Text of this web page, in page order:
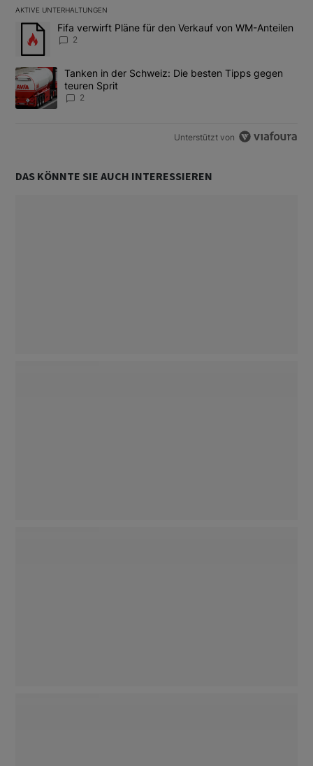
AKTIVE UNTERHALTUNGEN
Das Folgende ist eine Liste der am meisten kommentierten
Ein Trendartikel mit dem Titel "Fifa verwirft Pläne für den
Fifa verwirft Pläne für den Verkauf von WM-Anteilen
2
Ein Trendartikel mit dem Titel "Tanken in der Schweiz: Die
Tanken in der Schweiz: Die besten Tipps gegen
teuren Sprit
2
Unterstützt von
DAS KÖNNTE SIE AUCH INTERESSIEREN